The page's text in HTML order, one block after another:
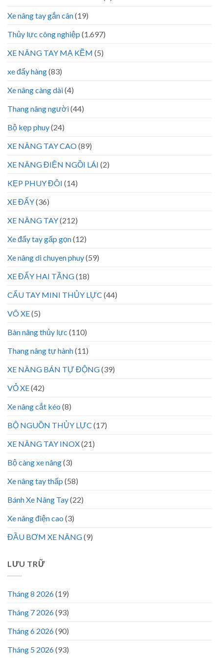
Xe nâng tay gắn cân(19)
Thủy lực công nghiệp (1.697)
XE NÂNG TAY MẠ KẼM (5)
xe đẩy hàng(83)
Xe nâng càng dài(4)
Thang nâng người(44)
Bộ kẹp phuy(24)
XE NÂNG TAY CAO(89)
XE NÂNG ĐIỆN NGỒI LÁI (2)
KẸP PHUY ĐÔI (14)
XE ĐẨY(36)
XE NÂNG TAY(212)
Xe đẩy tay gấp gọn(12)
Xe nâng di chuyen phuy(59)
XE ĐẨY HAI TẦNG(18)
CẨU TAY MINI THỦY LỰC (44)
VÕ XE(5)
Bàn nâng thủy lực (110)
Thang nâng tự hành(11)
XE NÂNG BÁN TỰ ĐỘNG(39)
VỎ XE(42)
Xe nâng cắt kéo (8)
BỘ NGUỒN THỦY LỰC (17)
XE NÂNG TAY INOX(21)
Bộ càng xe nâng(3)
Xe nâng tay thấp (58)
Bánh Xe Nâng Tay(22)
Xe nâng điện cao (3)
ĐẦU BƠM XE NÂNG(9)
LƯU TRỮ
Tháng 8 2026(19)
Tháng 7 2026(93)
Tháng 6 2026(90)
Tháng 5 2026(93)